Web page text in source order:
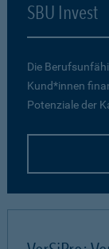
SBU Invest
Die
Kund*innen
Potenziale der